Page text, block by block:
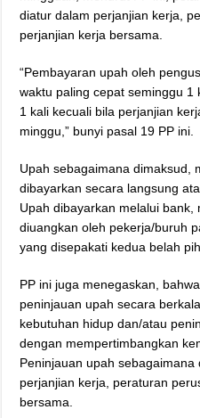
diatur dalam perjanjian kerja,
perjanjian kerja bersama.
“Pembayaran upah oleh
waktu paling cepat seminggu 1
1 kali kecuali bila perjanjian
minggu,” bunyi pasal 19 PP ini.
Upah sebagaimana dimaksud,
dibayarkan secara langsung
Upah dibayarkan melalui
diuangkan oleh pekerja/buruh
yang disepakati kedua belah
PP ini juga menegaskan,
peninjauan upah secara
kebutuhan hidup dan/atau
dengan mempertimbangkan
Peninjauan upah sebagaimana
perjanjian kerja, peraturan
bersama.